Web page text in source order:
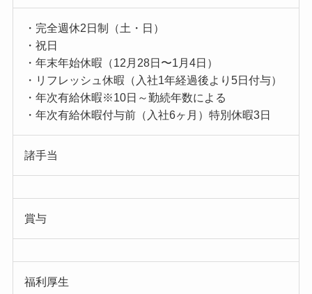
・完全週休2日制（土・日）
・祝日
・年末年始休暇（12月28日〜1月4日）
・リフレッシュ休暇（入社1年経過後より5日付与）
・年次有給休暇※10日～勤続年数による
・年次有給休暇付与前（入社6ヶ月）特別休暇3日
諸手当
賞与
福利厚生